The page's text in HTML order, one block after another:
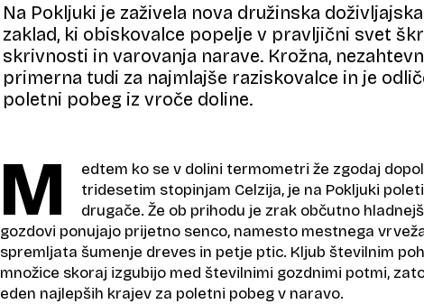
Na Pokljuki je zaživela nova družinska
zaklad, ki obiskovalce popelje v pravljični svet
skrivnosti in varovanja narave. Krožna,
primerna tudi za najmlajše raziskovalce in je
poletni pobeg iz vroče doline.
M
edtem ko se v dolini termometri že zgodaj
tridesetim stopinjam Celzija, je na Pokljuki
drugače. Že ob prihodu je zrak občutno
gozdovi ponujajo prijetno senco, namesto mestnega
spremljata šumenje dreves in petje ptic. Kljub številnim
množice skoraj izgubijo med številnimi gozdnimi potmi,
eden najlepših krajev za poletni pobeg v naravo.